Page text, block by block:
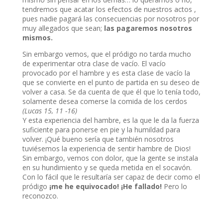
tendremos que acatar los efectos de nuestros actos ,
pues nadie pagará las consecuencias por nosotros por
muy allegados que sean; las pagaremos nosotros
mismos.
Sin embargo vemos, que el pródigo no tarda mucho
de experimentar otra clase de vacío. El vacío
provocado por el hambre y es esta clase de vacío la
que se convierte en el punto de partida en su deseo de
volver a casa. Se da cuenta de que él que lo tenía todo,
solamente desea comerse la comida de los cerdos
(Lucas 15, 11 -16)
Y esta experiencia del hambre, es la que le da la fuerza
suficiente para ponerse en pie y la humildad para
volver. ¡Qué bueno sería que también nosotros
tuviésemos la experiencia de sentir hambre de Dios!
Sin embargo, vemos con dolor, que la gente se instala
en su hundimiento y se queda metida en el socavón.
Con lo fácil que le resultaría ser capaz de decir como el
pródigo ¡me he equivocado! ¡He fallado! Pero lo
reconozco.